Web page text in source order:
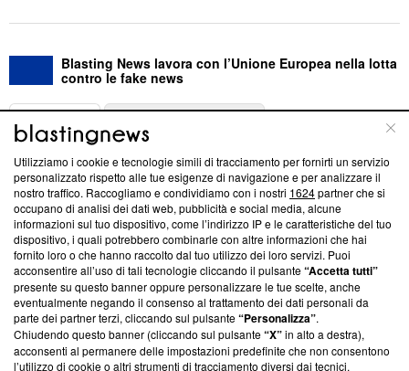
Blasting News lavora con l’Unione Europea nella lotta
contro le fake news
ABOUT
Questa sezione offre informazioni trasparenti su Blasting
News, sui nostri processi editoriali e su come ci impegniamo a
creare news di qualità. Inoltre, afferma la nostra aderenza a
‘Trust Project - News with Integrity’Blasting News non è
ancora membro del programma, ma ha richiesto di farne
parte; Trust Project non ha ancora effettuato una verifica di
conformità agli standard.
Su di noi
Team editoriale
Utilizziamo i cookie e tecnologie simili di tracciamento per fornirti un servizio
personalizzato rispetto alle tue esigenze di navigazione e per analizzare il
nostro traffico. Raccogliamo e condividiamo con i nostri 1624partner che si
occupano di analisi dei dati web, pubblicità e social media, alcune
informazioni sul tuo dispositivo, come l’indirizzo IP e le caratteristiche del tuo
dispositivo, i quali potrebbero combinarle con altre informazioni che hai
fornito loro o che hanno raccolto dal tuo utilizzo dei loro servizi. Puoi
acconsentire all’uso di tali tecnologie cliccando il pulsante“Accetta tutti”
presente su questo banner oppure personalizzare le tue scelte, anche
eventualmente negando il consenso al trattamento dei dati personali da
parte dei partner terzi, cliccando sul pulsante“Personalizza”.
Chiudendo questo banner (cliccando sul pulsante“X”in alto a destra),
acconsenti al permanere delle impostazioni predefinite che non consentono
l’utilizzo di cookie o altri strumenti di tracciamento diversi dai tecnici.